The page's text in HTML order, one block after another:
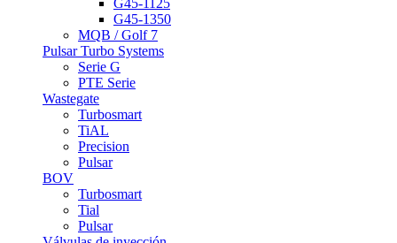
G45-1125
G45-1350
MQB / Golf 7
Pulsar Turbo Systems
Serie G
PTE Serie
Wastegate
Turbosmart
TiAL
Precision
Pulsar
BOV
Turbosmart
Tial
Pulsar